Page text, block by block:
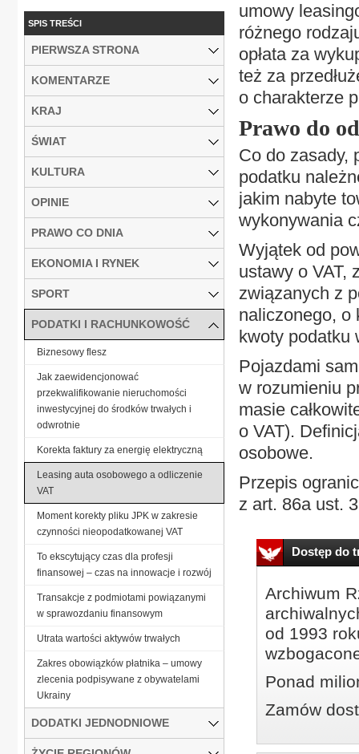
umowy
różnego
opłata za
też za
o charakterze
Prawo do
Co do zasady,
podatku
jakim nabyte
wykonywania
Wyjątek od
ustawy o VAT,
związanych z
naliczonego, o
kwoty podatku
Pojazdami
w rozumieniu
masie
o VAT).
osobowe.
Przepis
z art. 86a ust.
Dostęp do
Archiwum
od 1993
Ponad
Zamów
SPIS TREŚCI
PIERWSZA STRONA
KOMENTARZE
KRAJ
ŚWIAT
KULTURA
OPINIE
PRAWO CO DNIA
EKONOMIA I RYNEK
SPORT
PODATKI I RACHUNKOWOŚĆ
Biznesowy flesz
Jak zaewidencjonować
przekwalifikowanie nieruchomości
inwestycyjnej do środków trwałych i
odwrotnie
Korekta faktury za energię elektryczną
Leasing auta osobowego a odliczenie
VAT
Moment korekty pliku JPK w zakresie
czynności nieopodatkowanej VAT
To ekscytujący czas dla profesji
finansowej – czas na innowacje i rozwój
Transakcje z podmiotami powiązanymi
w sprawozdaniu finansowym
Utrata wartości aktywów trwałych
Zakres obowiązków płatnika – umowy
zlecenia podpisywane z obywatelami
Ukrainy
DODATKI JEDNODNIOWE